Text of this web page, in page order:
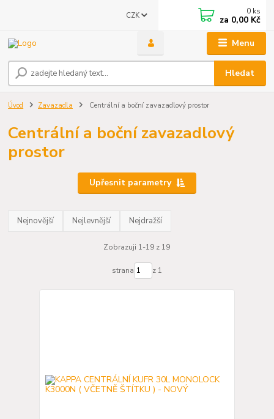
Menu
CZK
Hledat
0 ks
za 0,00 Kč
Úvod Zavazadla Centrální a boční zavazadlový prostor
Centrální a boční zavazadlový
prostor
Upřesnit parametry
Nejnovější Nejlevnější Nejdražší
Zobrazuji 1-19 z 19
strana z 1